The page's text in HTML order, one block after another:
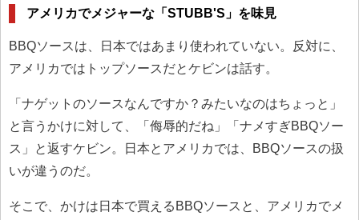
アメリカでメジャーな「STUBB'S」を味見
BBQソースは、日本ではあまり使われていない。反対に、
アメリカではトップソースだとケビンは話す。
「ナゲットのソースなんですか？みたいなのはちょっと」
と言うかけに対して、「侮辱的だね」「ナメすぎBBQソー
ス」と返すケビン。日本とアメリカでは、BBQソースの扱
いが違うのだ。
そこで、かけは日本で買えるBBQソースと、アメリカでメ